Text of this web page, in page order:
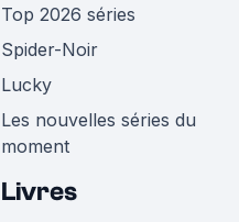
Top 2026 séries
Spider-Noir
Lucky
Les nouvelles séries du
moment
Livres